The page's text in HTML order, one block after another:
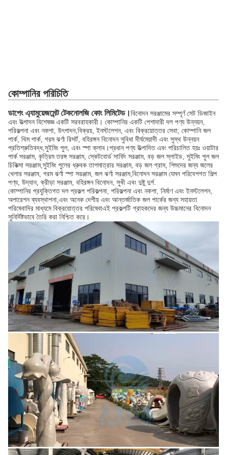
কোম্পানির পরিচিতি
ডাপেং এ্যামুয়েজমেন্ট টেকনোলজি কোং লিমিটেড।বিনোদন সরঞ্জামের সম্পূর্ণ সেট ডিজাইন
এবং উত্পাদন বিশেষজ্ঞ একটি সরবরাহকারী। কোম্পানির একটি পেশাদারী দল পণ্য উন্নয়ন,
পরিকল্পনা এবং নকশা, উৎপাদন,বিক্রয়, ইনস্টলেশন, এবং বিক্রয়োত্তর সেবা; কোম্পানি জল
পার্ক, থিম পার্ক, গরম ঝর্ণা রিসর্ট, বহিরঙ্গন বিনোদন সুবিধা দীর্ঘমেয়াদী এবং সুস্থ উন্নয়ন
প্রতিশ্রুতিবদ্ধ,সুইমিং পুল, এবং স্পা ক্লাব।প্রধান পণ্য উত্পাদিত এবং পরিচালিত হয়ঃ ওয়াটার
পার্ক সরঞ্জাম, কৃত্রিম তরঙ্গ সরঞ্জাম, স্কেটবোর্ড সার্ফিং সরঞ্জাম, বড় জল স্লাইড, সুইমিং পুল জল
চিকিত্সা সরঞ্জাম,সুইমিং পুলের ধ্রুবক তাপমাত্রার সরঞ্জাম, বড় জল গ্রাম, শিশুদের জন্য জলের
খেলার সরঞ্জাম, গরম ঝর্ণা স্পা সরঞ্জাম, জল ঝর্ণা সরঞ্জাম,বিনোদন সরঞ্জাম যেমন পরিবেশগত শিল্প
পণ্য, উদ্যান, ক্রীড়া সরঞ্জাম, বহিরঙ্গন বিনোদন, সুখী এবং দুষ্টু দুর্গ.
কোম্পানির প্রযুক্তিগত দল প্রকল্প পরিকল্পনা, পরিকল্পনা এবং নকশা, নির্মাণ এবং ইনস্টলেশন,
অপারেশন ব্যবস্থাপনা,এবং অনেক দেশীয় এবং আন্তর্জাতিক জল পার্কের জন্য সহায়তা
পরিষেবাদির মাধ্যমে বিক্রয়োত্তর পরিষেবাএই প্রকল্পটি গ্রাহকদের জন্য উচ্চমানের বিনোদন
সুনির্দিষ্টভাবে তৈরি করা নিশ্চিত করে।